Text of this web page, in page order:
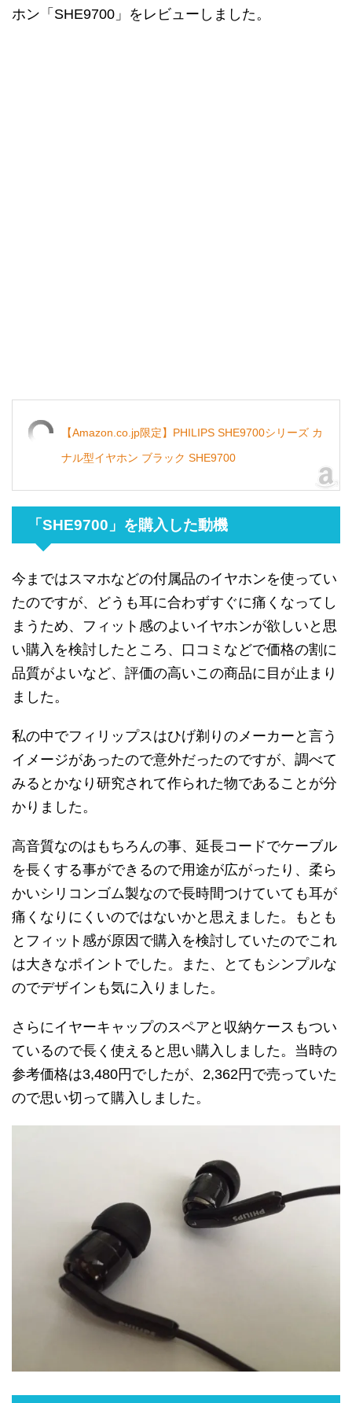
ホン「SHE9700」をレビューしました。
【Amazon.co.jp限定】PHILIPS SHE9700シリーズ カ
ナル型イヤホン ブラック SHE9700
「SHE9700」を購入した動機
今までは スマホなどの付属品のイヤホンを使ってい
たのですが、 どうも耳に合わずすぐに痛く なって し
まう ため、 フィット感のよいイヤホンが欲しいと 思
い購入を検討した ところ 、 口コミなどで価格の割に
品質がよいなど、 評価の高いこの商品に 目が止まり
ました 。
私の中でフィリップスはひげ剃りの メーカーと 言う
イメージがあったので意外だったのですが、 調べて
みると かなり 研究されて作られた物である ことが分
かりました 。
高音質なのは もちろんの事、 延長コードでケーブル
を長く する事ができるので用途が広がったり 、 柔ら
かいシリコンゴム製なので長時間つけていても耳が
痛く なり にくいのではないかと 思えました 。
もとも
と フィット感が原因で購入を検討していたのでこれ
は大きなポイントでした 。 また 、 とても シンプルな
のでデザインも気に入りました 。
さらに イヤーキャップのスペアと 収納ケースもつい
ているので長く 使えると 思い購入しました 。 当時の
参考価格は3,480円でしたが、 2,362円で売っていた
ので思い切って購入しました 。